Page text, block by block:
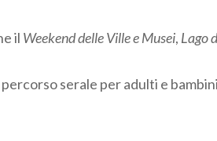
il Weekend delle Ville e Musei, Lago
serale per adulti e